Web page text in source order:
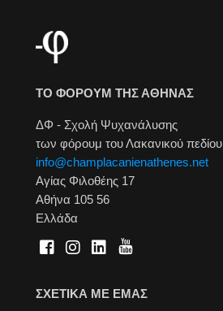
ΤΟ ΦΟΡΟΥΜ ΤΗΣ ΑΘΗΝΑΣ
ΔΦ - Σχολή Ψυχανάλυσης
των φόρουμ του Λακανικού πεδίου
info@champlacanienathenes.net
Αγίας Φιλοθέης 17
Αθήνα 105 56
Ελλάδα
ΣΧΕΤΙΚΑ ΜΕ ΕΜΑΣ